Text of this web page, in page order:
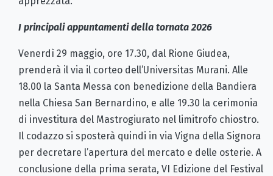
I principali appuntamenti della tornata 2026
Venerdì 29 maggio, ore 17.30, dal Rione Giudea,
prenderà il via il corteo dell’Universitas Murani. Alle
18.00 la Santa Messa con benedizione della Bandiera
nella Chiesa San Bernardino, e alle 19.30 la cerimonia
di investitura del Mastrogiurato nel limitrofo chiostro.
Il codazzo si sposterà quindi in via Vigna della Signora
per decretare l’apertura del mercato e delle osterie. A
conclusione della prima serata, VI Edizione del Festival